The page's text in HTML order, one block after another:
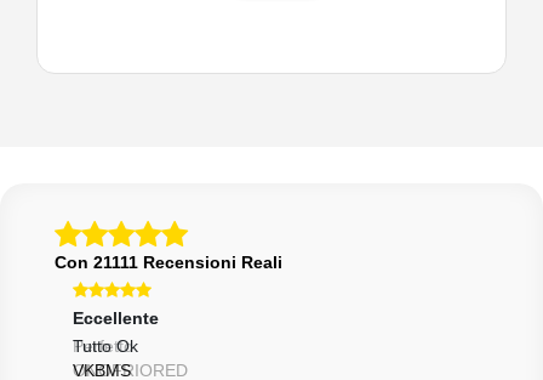
Con 21111 Recensioni Reali
Eccellente
Perfetto
ONOFRIORED
Eccellente
Tutto Ok
VKBMS